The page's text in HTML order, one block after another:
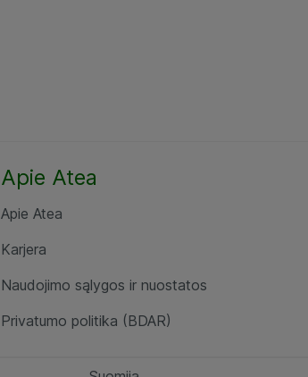
Apie Atea
Apie Atea
Karjera
Naudojimo sąlygos ir nuostatos
Privatumo politika (BDAR)